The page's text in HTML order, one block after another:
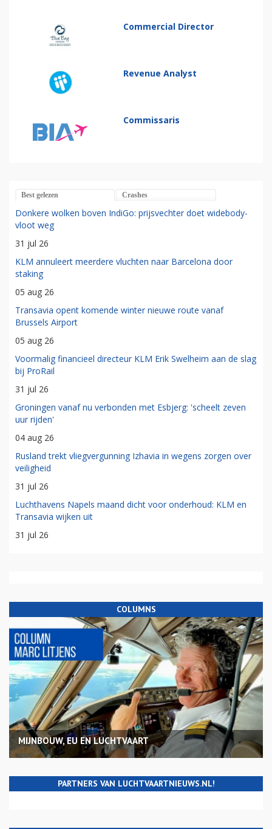
Commercial Director
Revenue Analyst
Commissaris
Best gelezen Crashes
Donkere wolken boven IndiGo: prijsvechter doet widebody-
vloot weg
31 jul 26
KLM annuleert meerdere vluchten naar Barcelona door
staking
05 aug 26
Transavia opent komende winter nieuwe route vanaf
Brussels Airport
05 aug 26
Voormalig financieel directeur KLM Erik Swelheim aan de slag
bij ProRail
31 jul 26
Groningen vanaf nu verbonden met Esbjerg: 'scheelt zeven
uur rijden'
04 aug 26
Rusland trekt vliegvergunning Izhavia in wegens zorgen over
veiligheid
31 jul 26
Luchthavens Napels maand dicht voor onderhoud: KLM en
Transavia wijken uit
31 jul 26
COLUMNS
MIJNBOUW, EU EN LUCHTVAART
PARTNERS VAN LUCHTVAARTNIEUWS.NL!